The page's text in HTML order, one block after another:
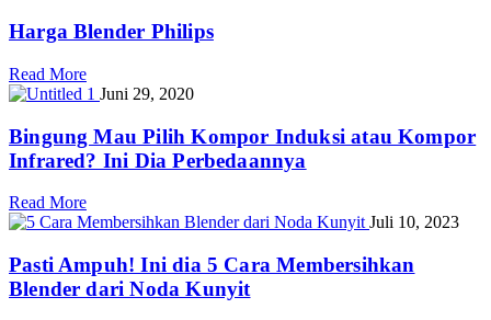
Harga Blender Philips
Read More
Juni 29, 2020
Bingung Mau Pilih Kompor Induksi atau Kompor
Infrared? Ini Dia Perbedaannya
Read More
Juli 10, 2023
Pasti Ampuh! Ini dia 5 Cara Membersihkan
Blender dari Noda Kunyit